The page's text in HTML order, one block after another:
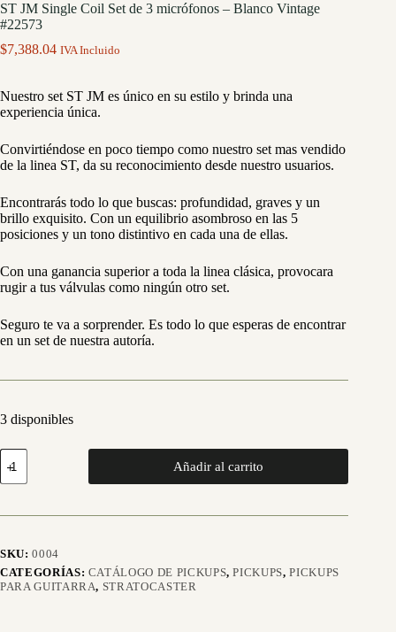
ST JM Single Coil Set de 3 micrófonos – Blanco Vintage
#22573
$7,388.04 IVA Incluido
Nuestro set ST JM es único en su estilo y brinda una
experiencia única.
Convirtiéndose en poco tiempo como nuestro set mas vendido
de la linea ST, da su reconocimiento desde nuestro usuarios.
Encontrarás todo lo que buscas: profundidad, graves y un
brillo exquisito. Con un equilibrio asombroso en las 5
posiciones y un tono distintivo en cada una de ellas.
Con una ganancia superior a toda la linea clásica, provocara
rugir a tus válvulas como ningún otro set.
Seguro te va a sorprender. Es todo lo que esperas de encontrar
en un set de nuestra autoría.
3 disponibles
ST
JM
Single
Set
micrófonos
-
Blanco
Añadir al carrito
SKU:0004
CATEGORÍAS: CATÁLOGO DE PICKUPS,PICKUPS,PICKUPS
PARA GUITARRA, STRATOCASTER